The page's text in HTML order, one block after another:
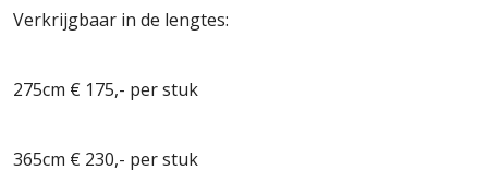
Verkrijgbaar in de lengtes:
275cm € 175,- per stuk
365cm € 230,- per stuk